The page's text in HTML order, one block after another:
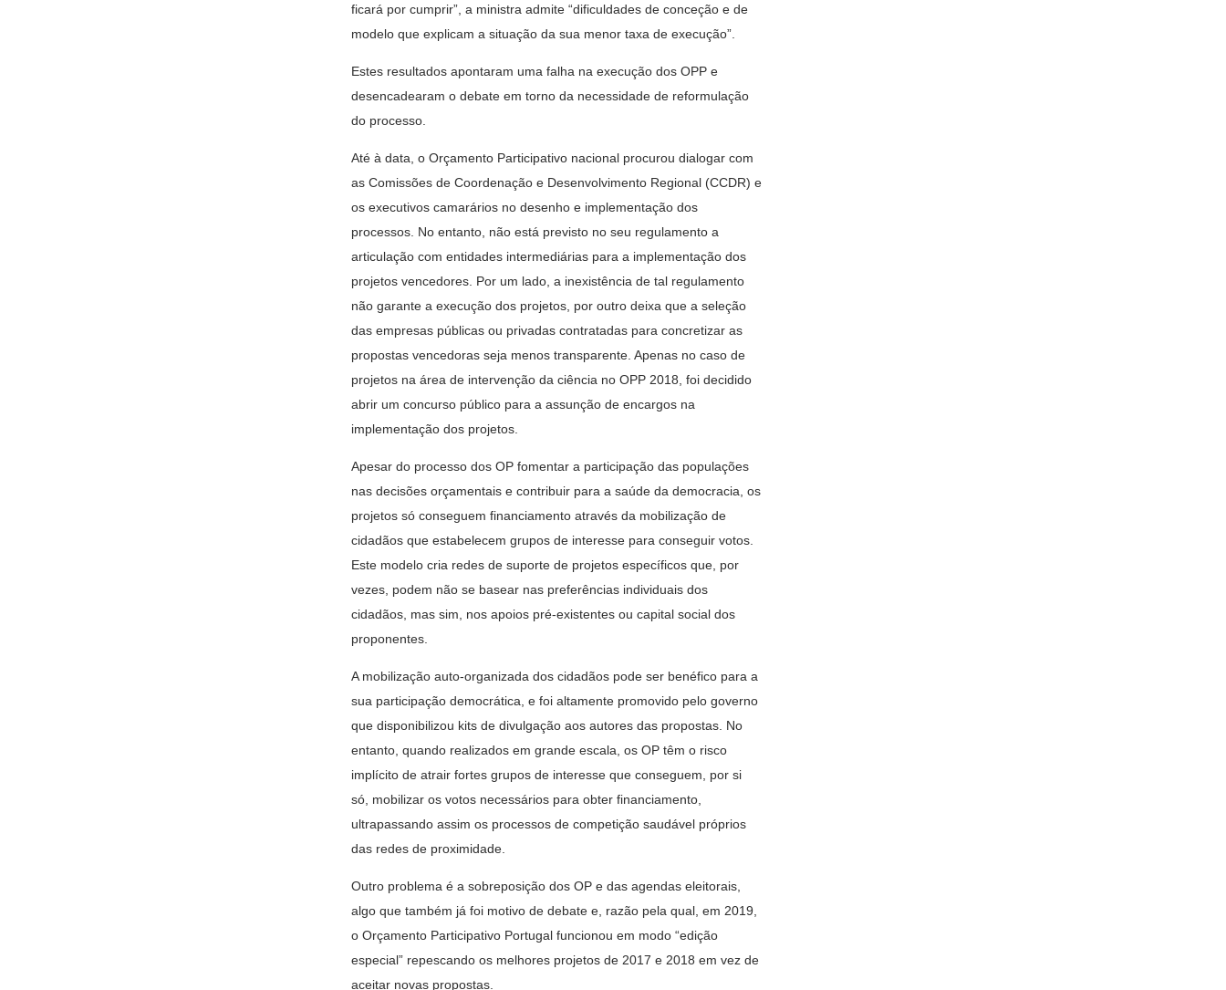
ficará por cumprir”, a ministra admite “dificuldades de conceção e de
modelo que explicam a situação da sua menor taxa de execução”.
Estes resultados apontaram uma falha na execução dos OPP e
desencadearam o debate em torno da necessidade de reformulação
do processo.
Até à data, o Orçamento Participativo nacional procurou dialogar com
as Comissões de Coordenação e Desenvolvimento Regional (CCDR) e
os executivos camarários no desenho e implementação dos
processos. No entanto, não está previsto no seu regulamento a
articulação com entidades intermediárias para a implementação dos
projetos vencedores. Por um lado, a inexistência de tal regulamento
não garante a execução dos projetos, por outro deixa que a seleção
das empresas públicas ou privadas contratadas para concretizar as
propostas vencedoras seja menos transparente. Apenas no caso de
projetos na área de intervenção da ciência no OPP 2018, foi decidido
abrir um concurso público para a assunção de encargos na
implementação dos projetos.
Apesar do processo dos OP fomentar a participação das populações
nas decisões orçamentais e contribuir para a saúde da democracia, os
projetos só conseguem financiamento através da mobilização de
cidadãos que estabelecem grupos de interesse para conseguir votos.
Este modelo cria redes de suporte de projetos específicos que, por
vezes, podem não se basear nas preferências individuais dos
cidadãos, mas sim, nos apoios pré-existentes ou capital social dos
proponentes.
A mobilização auto-organizada dos cidadãos pode ser benéfico para a
sua participação democrática, e foi altamente promovido pelo governo
que disponibilizou kits de divulgação aos autores das propostas. No
entanto, quando realizados em grande escala, os OP têm o risco
implícito de atrair fortes grupos de interesse que conseguem, por si
só, mobilizar os votos necessários para obter financiamento,
ultrapassando assim os processos de competição saudável próprios
das redes de proximidade.
Outro problema é a sobreposição dos OP e das agendas eleitorais,
algo que também já foi motivo de debate e, razão pela qual, em 2019,
o Orçamento Participativo Portugal funcionou em modo “edição
especial” repescando os melhores projetos de 2017 e 2018 em vez de
aceitar novas propostas.